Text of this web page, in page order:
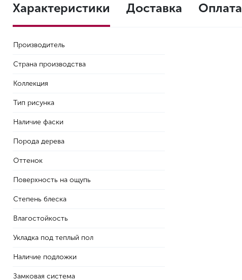
Характеристики Доставка Оплата
Производитель
Страна производства
Коллекция
Тип рисунка
Наличие фаски
Порода дерева
Оттенок
Поверхность на ощупь
Степень блеска
Влагостойкость
Укладка под теплый пол
Наличие подложки
Замковая система